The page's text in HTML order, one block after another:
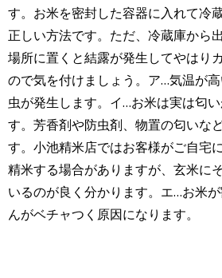
す。お米を密封した容器に入れて冷
正しい方法です。ただ、冷蔵庫から
場所に置くと結露が発生してやはり
ので気を付けましょう。ア…気温が
虫が発生します。イ…お米は実は匂
す。芳香剤や防虫剤、物置の匂いな
す。小池精米店ではお客様がご自宅
精米する場合がありますが、玄米に
いるのが良く分かります。エ…お米
んがベチャつく原因になります。